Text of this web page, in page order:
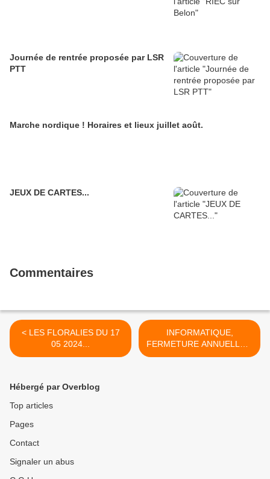
Journée de rentrée proposée par LSR
PTT
Marche nordique ! Horaires et lieux juillet août.
JEUX DE CARTES...
Commentaires
< LES FLORALIES DU 17
05 2024...
INFORMATIQUE,
FERMETURE ANNUELLE...
>
Hébergé par Overblog
Top articles
Pages
Contact
Signaler un abus